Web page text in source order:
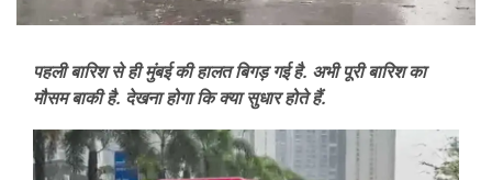
पहली बारिश से ही मुंबई की हालत बिगड़ गई है. अभी पूरी बारिश का
मौसम बाकी है. देखना होगा कि क्या सुधार होते हैं.